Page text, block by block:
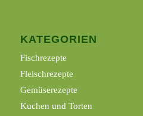
KATEGORIEN
Fischrezepte
Fleischrezepte
Gemüserezepte
Kuchen und Torten